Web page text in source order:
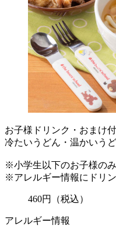
お子様ドリンク・おまけ付
冷たいうどん・温かいう
※小学生以下のお子様の
※アレルギー情報にドリ
460円 （税込）
アレルギー情報